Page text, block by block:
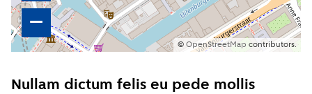
–
© OpenStreetMap contributors.
Nullam dictum felis eu pede mollis